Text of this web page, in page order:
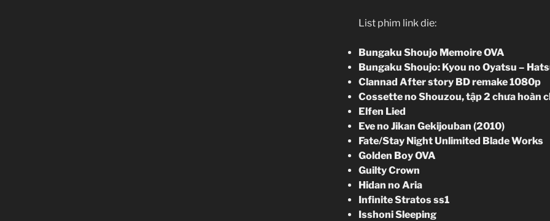
List phim link die:
Bungaku Shoujo Memoire OVA
Bungaku Shoujo: Kyou no Oyatsu –
Clannad After story BD remake 1080p
Cossette no Shouzou, tập 2 chưa hoàn
Elfen Lied
Eve no Jikan Gekijouban (2010)
Fate/Stay Night Unlimited Blade Works
Golden Boy OVA
Guilty Crown
Hidan no Aria
Infinite Stratos ss1
Isshoni Sleeping